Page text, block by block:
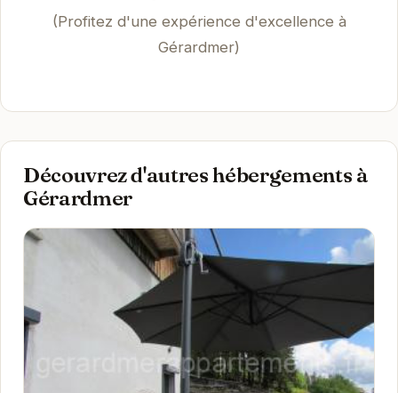
(Profitez d'une expérience d'excellence à
Gérardmer)
Découvrez d'autres hébergements à
Gérardmer